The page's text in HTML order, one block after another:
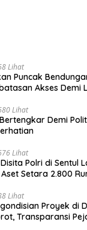
Lihat
Puncak
Akses Demi
Lihat
Demi
Lihat
Polri di Sentul
Setara 2.800
Lihat
Proyek di
Transparansi